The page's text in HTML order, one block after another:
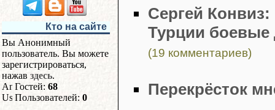
Кто на сайте
Вы Анонимный
пользователь. Вы можете
зарегистрироваться,
нажав здесь.
Гостей: 68
Пользователей: 0
Сергей
Турции боевые
(19 комментариев)
Перекрёсток